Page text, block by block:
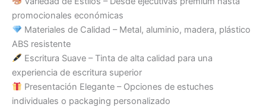
promocionales económicas
Materiales de Calidad – Metal, aluminio, madera, plástico
ABS resistente
Escritura Suave – Tinta de alta calidad para una
experiencia de escritura superior
Presentación Elegante – Opciones de estuches
individuales o packaging personalizado